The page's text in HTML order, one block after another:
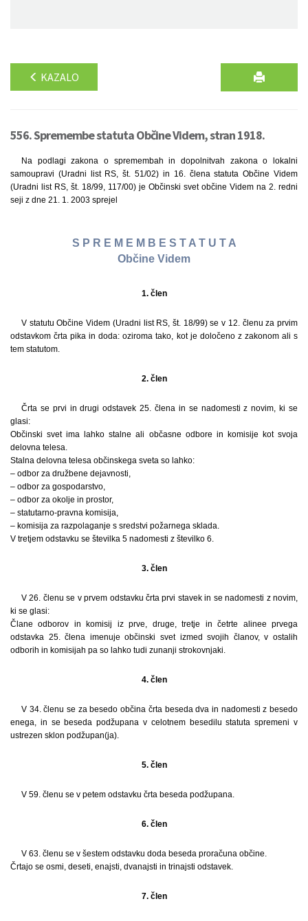
KAZALO
556. Spremembe statuta Občine Videm, stran 1918.
Na podlagi zakona o spremembah in dopolnitvah zakona o lokalni
samoupravi (Uradni list RS, št. 51/02) in 16. člena statuta Občine Videm
(Uradni list RS, št. 18/99, 117/00) je Občinski svet občine Videm na 2. redni
seji z dne 21. 1. 2003 sprejel
S P R E M E M B E S T A T U T A
Občine Videm
1. člen
V statutu Občine Videm (Uradni list RS, št. 18/99) se v 12. členu za prvim
odstavkom črta pika in doda: oziroma tako, kot je določeno z zakonom ali s
tem statutom.
2. člen
Črta se prvi in drugi odstavek 25. člena in se nadomesti z novim, ki se
glasi:
Občinski svet ima lahko stalne ali občasne odbore in komisije kot svoja
delovna telesa.
Stalna delovna telesa občinskega sveta so lahko:
– odbor za družbene dejavnosti,
– odbor za gospodarstvo,
– odbor za okolje in prostor,
– statutarno-pravna komisija,
– komisija za razpolaganje s sredstvi požarnega sklada.
V tretjem odstavku se številka 5 nadomesti z številko 6.
3. člen
V 26. členu se v prvem odstavku črta prvi stavek in se nadomesti z novim,
ki se glasi:
Člane odborov in komisij iz prve, druge, tretje in četrte alinee prvega
odstavka 25. člena imenuje občinski svet izmed svojih članov, v ostalih
odborih in komisijah pa so lahko tudi zunanji strokovnjaki.
4. člen
V 34. členu se za besedo občina črta beseda dva in nadomesti z besedo
enega, in se beseda podžupana v celotnem besedilu statuta spremeni v
ustrezen sklon podžupan(ja).
5. člen
V 59. členu se v petem odstavku črta beseda podžupana.
6. člen
V 63. členu se v šestem odstavku doda beseda proračuna občine.
Črtajo se osmi, deseti, enajsti, dvanajsti in trinajsti odstavek.
7. člen